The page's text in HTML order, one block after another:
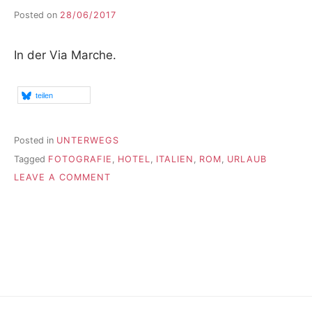
Posted on 28/06/2017
In der Via Marche.
teilen
Posted in UNTERWEGS
Tagged FOTOGRAFIE HOTEL ITALIEN ROM
URLAUB
LEAVE A COMMENT